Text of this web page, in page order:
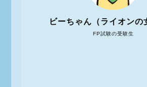
FP試験の受験生
ビーちゃん（ライオンの